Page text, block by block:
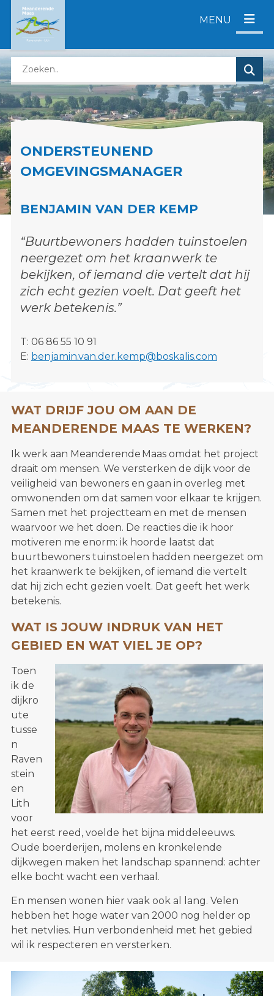
e
c
t
n
a
a
r
c
o
n
t
e
MENU
Z
o
e
k
e
n
o
p
d
e
ONDERSTEUNEND
OMGEVINGSMANAGER
BENJAMIN VAN DER KEMP
“Buurtbewoners hadden tuinstoelen
neergezet om het kraanwerk te
bekijken, of iemand die vertelt dat hij
zich echt gezien voelt. Dat geeft het
werk betekenis.”
T: 06 86 55 10 91
E: benjamin.van.der.kemp@boskalis.com
WAT DRIJF JOU OM AAN DE
MEANDERENDE MAAS TE WERKEN?
Ik werk aan Meanderende Maas omdat het project
draait om mensen. We versterken de dijk voor de
veiligheid van bewoners en gaan in overleg met
omwonenden om dat samen voor elkaar te krijgen.
Samen met het projectteam en met de mensen
waarvoor we het doen. De reacties die ik hoor
motiveren me enorm: ik hoorde laatst dat
buurtbewoners tuinstoelen hadden neergezet om
het kraanwerk te bekijken, of iemand die vertelt
dat hij zich echt gezien voelt. Dat geeft het werk
betekenis.
WAT IS JOUW INDRUK VAN HET
GEBIED EN WAT VIEL JE OP?
Toen
ik de
dijkro
ute
tusse
n
Raven
stein
en
Lith
voor
het eerst reed, voelde het bijna middeleeuws.
Oude boerderijen, molens en kronkelende
dijkwegen maken het landschap spannend: achter
elke bocht wacht een verhaal.
En mensen wonen hier vaak ook al lang. Velen
hebben het hoge water van 2000 nog helder op
het netvlies. Hun verbondenheid met het gebied
wil ik respecteren en versterken.